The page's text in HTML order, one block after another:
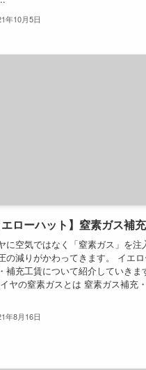
年10月5日
エローハット】窒素ガス補
に空気ではなく「窒素ガス」を
の減りがかわってきます。 イエ
補充工賃について紹介していきま
ヤの窒素ガスとは 窒素ガス補充
年8月16日